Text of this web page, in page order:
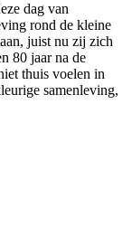
dag van
rond de kleine
juist nu zij zich
80 jaar na de
thuis voelen in
samenleving,